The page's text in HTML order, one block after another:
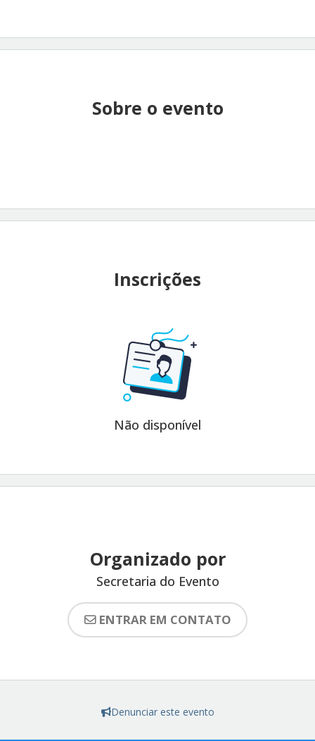
Sobre o evento
Inscrições
Não disponível
Organizado por
Secretaria do Evento
ENTRAR EM CONTATO
Denunciar este evento